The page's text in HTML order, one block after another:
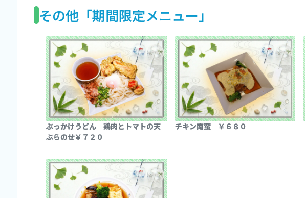
その他「期間限定メニュー」
ぶっかけうどん 鶏肉とトマトの天
ぷらのせ￥７２０
チキン南蛮 ￥６８０